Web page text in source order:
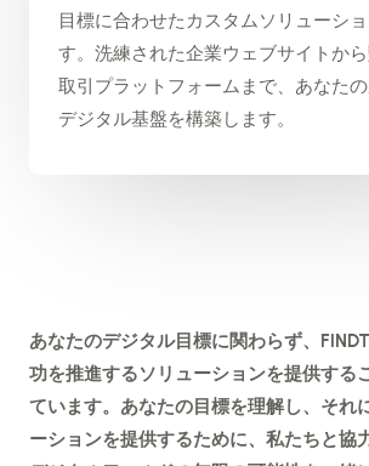
目標に合わせたカスタムソリューシ
す。洗練された企業ウェブサイトか
取引プラットフォームまで、あなた
デジタル基盤を構築します。
あなたのデジタル目標に関わらず、
功を推進するソリューションを提供する
ています。あなたの目標を理解し、それ
ーションを提供するために、私たちと協